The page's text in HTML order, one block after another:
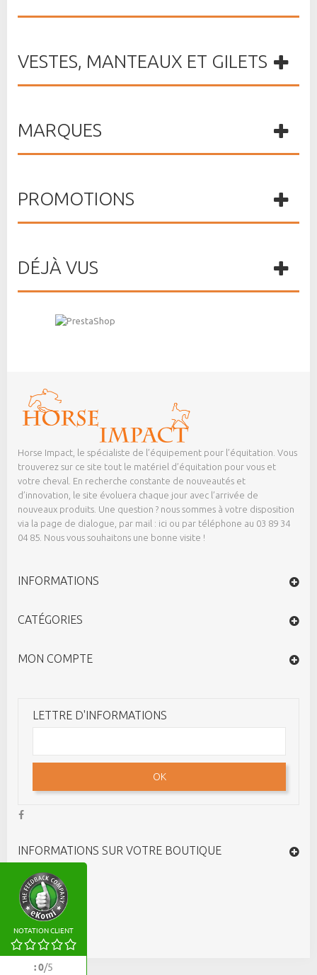
VESTES, MANTEAUX ET GILETS
MARQUES
PROMOTIONS
DÉJÀ VUS
NOTATION CLIENT
:0/5
Horse Impact, le spécialiste de l’équipement pour l’équitation. Vous
trouverez sur ce site tout le matériel d’équitation pour vous et
votre cheval. En recherche constante de nouveautés et
d’innovation, le site évoluera chaque jour avec l’arrivée de
nouveaux produits. Une question ? nous sommes à votre disposition
via la page de dialogue, par mail : ici ou par téléphone au 03 89 34
04 85. Nous vous souhaitons une bonne visite !
INFORMATIONS
CATÉGORIES
MON COMPTE
LETTRE D'INFORMATIONS
OK
INFORMATIONS SUR VOTRE BOUTIQUE